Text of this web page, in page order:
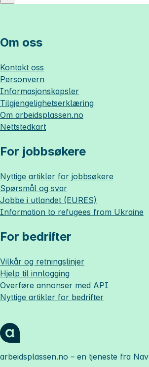
Om oss
Kontakt oss
Personvern
Informasjonskapsler
Tilgjengelighetserklæring
Om arbeidsplassen.no
Nettstedkart
For jobbsøkere
Nyttige artikler for jobbsøkere
Spørsmål og svar
Jobbe i utlandet (EURES)
Information to refugees from Ukraine
For bedrifter
Vilkår og retningslinjer
Hjelp til innlogging
Overføre annonser med API
Nyttige artikler for bedrifter
arbeidsplassen.no – en tjeneste fra Nav